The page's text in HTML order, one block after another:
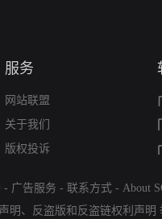
服务
网站联盟
关于我们
版权投诉
- 广告服务 - 联系方式 - About
明 、 反盗版和反盗链权利声明